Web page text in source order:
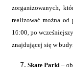
zorganizowanych,
realizować można
16:00, po
znajdującej się w
Skate Parki –